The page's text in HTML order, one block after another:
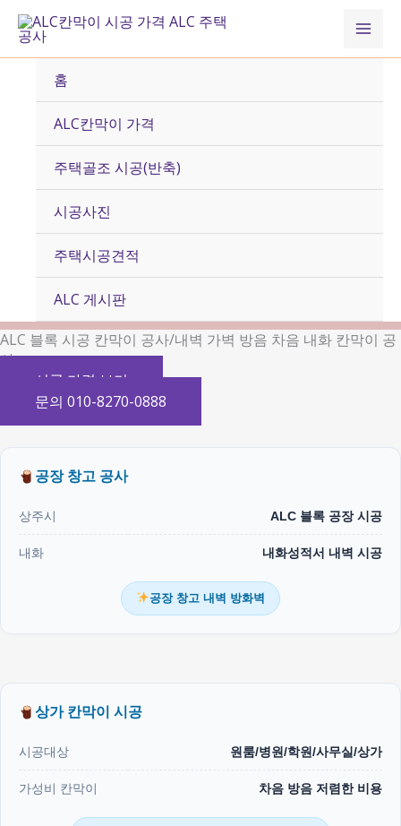
츠
홈
ALC칸막이 가격
주택골조 시공(반축)
시공사진
주택시공견적
ALC 게시판
ALC 블록 시공 칸막이 공사/내벽 가벽 방음 차음 내화 칸막이 공
사
시공 가격 보기
문의 010-8270-0888
공장 창고 공사
상주시 ALC 블록 공장 시공
내화 내화성적서 내벽 시공
공장 창고 내벽 방화벽
상가 칸막이 시공
시공대상 원룸/병원/학원/사무실/상가
가성비 칸막이 차음 방음 저렴한 비용